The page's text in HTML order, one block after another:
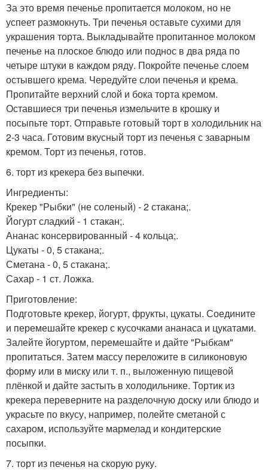
За это время печенье пропитается молоком, но не
успеет размокнуть. Три печенья оставьте сухими для
украшения торта. Выкладывайте пропитанное молоком
печенье на плоское блюдо или поднос в два ряда по
четыре штуки в каждом ряду. Покройте печенье слоем
остывшего крема. Чередуйте слои печенья и крема.
Пропитайте верхний слой и бока торта кремом.
Оставшиеся три печенья измельчите в крошку и
посыпьте торт. Отправьте готовый торт в холодильник на
2-3 часа. Готовим вкусный торт из печенья с заварным
кремом. Торт из печенья, готов.
6. торт из крекера без выпечки.
Ингредиенты:
Крекер "Рыбки" (не соленый) - 2 стакана;.
Йогурт сладкий - 1 стакан;.
Ананас консервированный - 4 кольца;.
Цукаты - 0, 5 стакана;.
Сметана - 0, 5 стакана;.
Сахар - 1 ст. Ложка.
Приготовление:
Подготовьте крекер, йогурт, фрукты, цукаты. Соедините
и перемешайте крекер с кусочками ананаса и цукатами.
Залейте йогуртом, перемешайте и дайте "Рыбкам"
пропитаться. Затем массу переложите в силиконовую
форму или в миску или т. п., выложенную пищевой
плёнкой и дайте застыть в холодильнике. Тортик из
крекера переверните на разделочную доску или блюдо и
украсьте по вкусу, например, полейте сметаной с
сахаром, используйте мармелад и кондитерские
посыпки.
7. торт из печенья на скорую руку.